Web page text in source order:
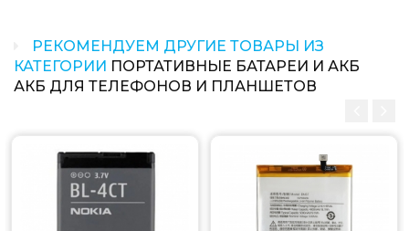
РЕКОМЕНДУЕМ ДРУГИЕ ТОВАРЫ ИЗ
КАТЕГОРИИ ПОРТАТИВНЫЕ БАТАРЕИ И АКБ
АКБ ДЛЯ ТЕЛЕФОНОВ И ПЛАНШЕТОВ